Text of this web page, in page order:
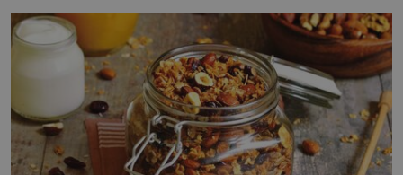
posypání Postup: Oddělte žloutky od bílků. Žloutky
vyšlehejte s cukrem do světlé pěny a postupně do nich
vmíchejte mascarpone, aby vznikl hladký